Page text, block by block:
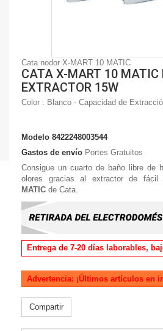
Cata nodor X-MART 10 MATIC
CATA X-MART 10 MATIC
EXTRACTOR 15W
Color : Blanco - Capacidad de
Modelo 8422248003544
Gastos de envío Portes Gratuitos
Consigue un cuarto de baño libre de
olores gracias al extractor de fácil
MATIC de Cata.
Entrega de 7-20 días laborables,
Advertencia: ¡Últimos artículos en
Compartir